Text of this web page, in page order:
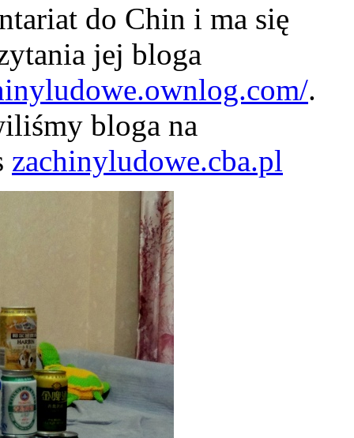
do Chin i ma się
jej bloga
.
bloga na
zachinyludowe.cba.pl